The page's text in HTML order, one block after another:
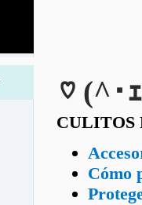
♡ (^･
CULITOS
Cómo